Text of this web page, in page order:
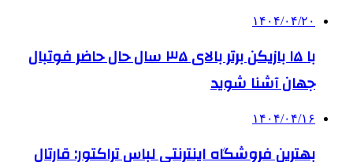
۱۴۰۴/۰۴/۲۰
با ۱۵ بازیکن برتر بالای ۳۵ سال حال حاضر فوتبال
جهان آشنا شوید
۱۴۰۴/۰۴/۱۶
بهترین فروشگاه اینترنتی لباس تراکتور: قارتال